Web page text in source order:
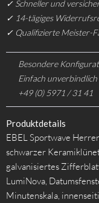
✓ Schneller und
✓ 14-tägiges
✓ Qualifizierte Meister-
Besondere
Einfach
+49 (0) 5971 / 31 41
Produktdetails
EBEL Sportwave
schwarzer
galvanisiertes
LumiNova,
Minutenskala,